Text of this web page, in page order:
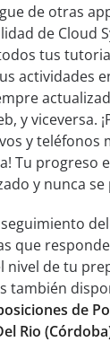
de otras
de Cloud
tus
actividades
y viceversa.
y teléfonos
Tu progreso
y nunca se
que
nivel de tu
también
de
Rio